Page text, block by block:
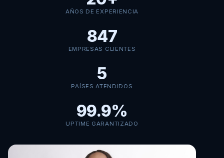
AÑOS DE EXPERIENCIA
847
EMPRESAS CLIENTES
5
PAÍSES ATENDIDOS
99.9%
UPTIME GARANTIZADO